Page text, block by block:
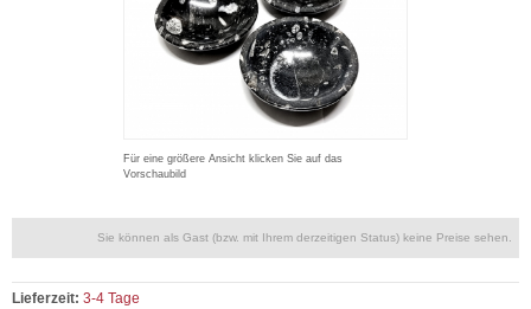
Für eine größere Ansicht klicken Sie auf das
Vorschaubild
Sie können als Gast (bzw. mit Ihrem derzeitigen Status) keine Preise sehen.
Lieferzeit: 3-4 Tage